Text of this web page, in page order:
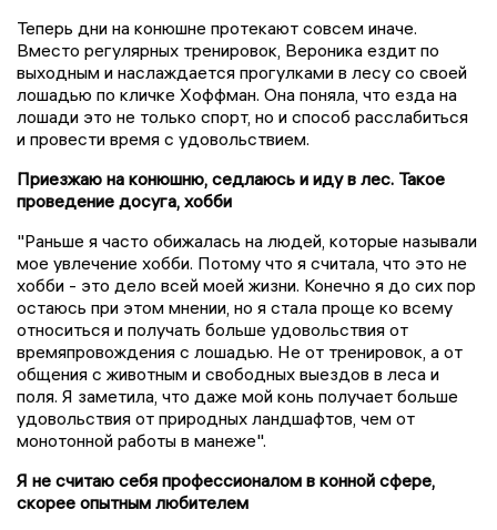
Теперь дни на конюшне протекают совсем иначе.
Вместо регулярных тренировок, Вероника ездит по
выходным и наслаждается прогулками в лесу со своей
лошадью по кличке Хоффман. Она поняла, что езда на
лошади это не только спорт, но и способ расслабиться
и провести время с удовольствием.
Приезжаю на конюшню, седлаюсь и иду в лес. Такое
проведение досуга, хобби
"Раньше я часто обижалась на людей, которые называли
мое увлечение хобби. Потому что я считала, что это не
хобби - это дело всей моей жизни. Конечно я до сих пор
остаюсь при этом мнении, но я стала проще ко всему
относиться и получать больше удовольствия от
времяпровождения с лошадью. Не от тренировок, а от
общения с животным и свободных выездов в леса и
поля. Я заметила, что даже мой конь получает больше
удовольствия от природных ландшафтов, чем от
монотонной работы в манеже".
Я не считаю себя профессионалом в конной сфере,
скорее опытным любителем